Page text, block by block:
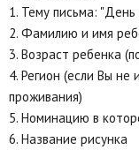
1. Тему письма: "День
2. Фамилию и имя
3. Возраст ребенка
4. Регион (если Вы не
проживания)
5. Номинацию в
6. Название рисунка